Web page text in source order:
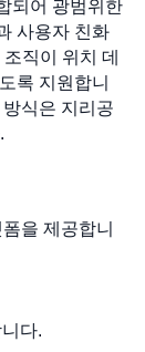
되어 광범위한
사용자 친화
직이 위치 데
록 지원합니
식은 지리공
을 제공합니
다.